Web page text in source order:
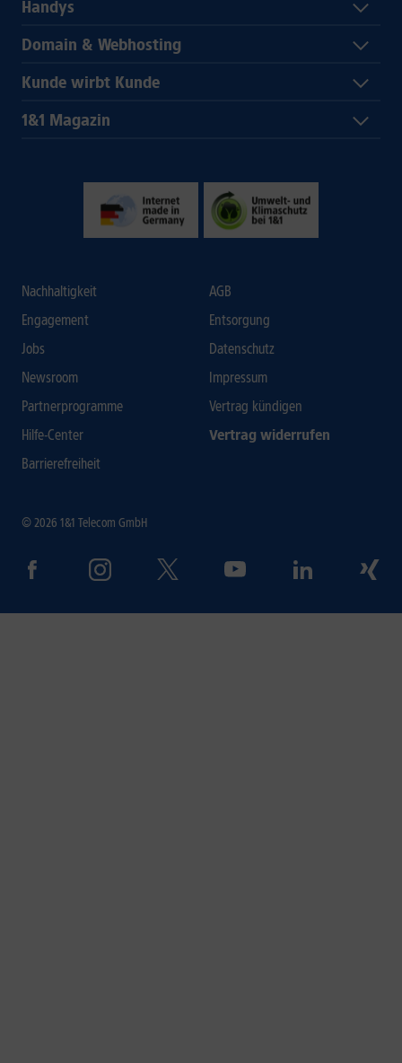
Handys
Domain & Webhosting
Kunde wirbt Kunde
1&1 Magazin
Nachhaltigkeit
Engagement
Jobs
Newsroom
Partnerprogramme
Hilfe-Center
Barrierefreiheit
AGB
Entsorgung
Datenschutz
Impressum
Vertrag kündigen
Vertrag widerrufen
© 2026 1&1 Telecom GmbH